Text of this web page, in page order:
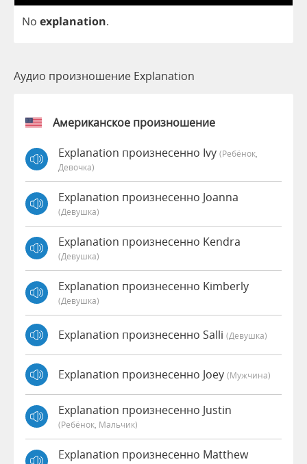
No explanation.
Аудио произношение Explanation
Американское произношение
Explanation произнесенно Ivy (Ребёнок,
Девочка)
Explanation произнесенно Joanna
(девушка)
Explanation произнесенно Kendra
(девушка)
Explanation произнесенно Kimberly
(девушка)
Explanation произнесенно Salli (девушка)
Explanation произнесенно Joey (мужчина)
Explanation произнесенно Justin
(Ребёнок, Мальчик)
Explanation произнесенно Matthew